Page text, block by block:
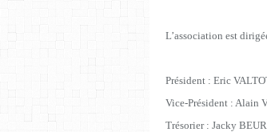
L’association est
Président : Eric
Vice-Président : Alain
Trésorier : Jacky